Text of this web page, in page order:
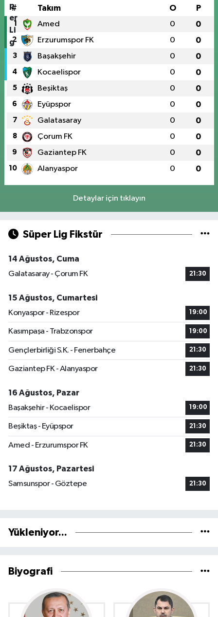
# Takım O P
1 Amed 0 0
2 Erzurumspor FK 0 0
3 Başakşehir 0 0
4 Kocaelispor 0 0
5 Beşiktaş 0 0
6 Eyüpspor 0 0
7 Galatasaray 0 0
8 Çorum FK 0 0
9 Gaziantep FK 0 0
10 Alanyaspor 0 0
Detaylar için tıklayın
Süper Lig Fikstür
14 Ağustos, Cuma
Galatasaray - Çorum FK
21:30
15 Ağustos, Cumartesi
Konyaspor - Rizespor
19:00
Kasımpaşa - Trabzonspor 19:00
Gençlerbirliği S.K. - Fenerbahçe 21:30
Gaziantep FK - Alanyaspor 21:30
16 Ağustos, Pazar
Başakşehir - Kocaelispor
19:00
Beşiktaş - Eyüpspor 21:30
Amed - Erzurumspor FK 21:30
17 Ağustos, Pazartesi
Samsunspor - Göztepe
21:30
Yükleniyor...
Biyografi